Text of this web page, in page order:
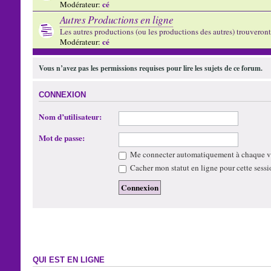
Modérateur: cé
Autres Productions en ligne
Les autres productions (ou les productions des autres)
Modérateur: cé
Vous n’avez pas les permissions requises pour lire les sujets de ce forum.
CONNEXION
Nom d’utilisateur:
Mot de passe:
Me connecter automatiquement à chaque
Cacher mon statut en ligne pour cette
QUI EST EN LIGNE